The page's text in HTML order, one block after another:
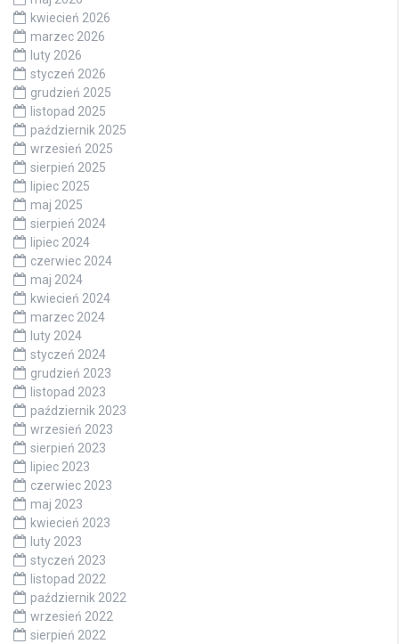
kwiecień 2026
marzec 2026
luty 2026
styczeń 2026
grudzień 2025
listopad 2025
październik 2025
wrzesień 2025
sierpień 2025
lipiec 2025
maj 2025
sierpień 2024
lipiec 2024
czerwiec 2024
maj 2024
kwiecień 2024
marzec 2024
luty 2024
styczeń 2024
grudzień 2023
listopad 2023
październik 2023
wrzesień 2023
sierpień 2023
lipiec 2023
czerwiec 2023
maj 2023
kwiecień 2023
luty 2023
styczeń 2023
listopad 2022
październik 2022
wrzesień 2022
sierpień 2022